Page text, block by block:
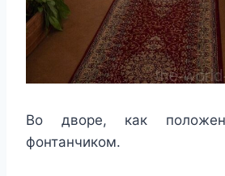
Во дворе, как
фонтанчиком.